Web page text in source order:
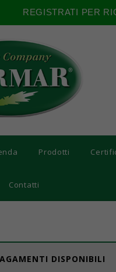
REGISTRATI PER
Prodotti
Contatti
DISPONIBILI